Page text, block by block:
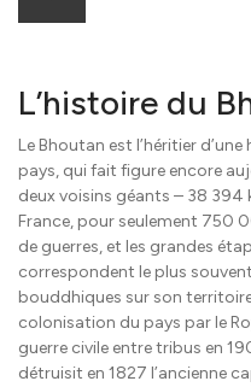
L’histoire du
Le Bhoutan est l’héritier
pays, qui fait figure encore
deux voisins géants – 38 394
France, pour seulement 750
de guerres, et les grandes
correspondent le plus
bouddhiques sur son
colonisation du pays par le
guerre civile entre tribus en
détruisit en 1827 l’ancienne